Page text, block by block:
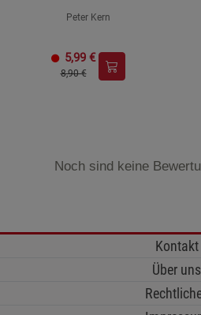
Peter Kern
5,99 €
8,90 €
Noch sind keine
Kontakt
Über uns